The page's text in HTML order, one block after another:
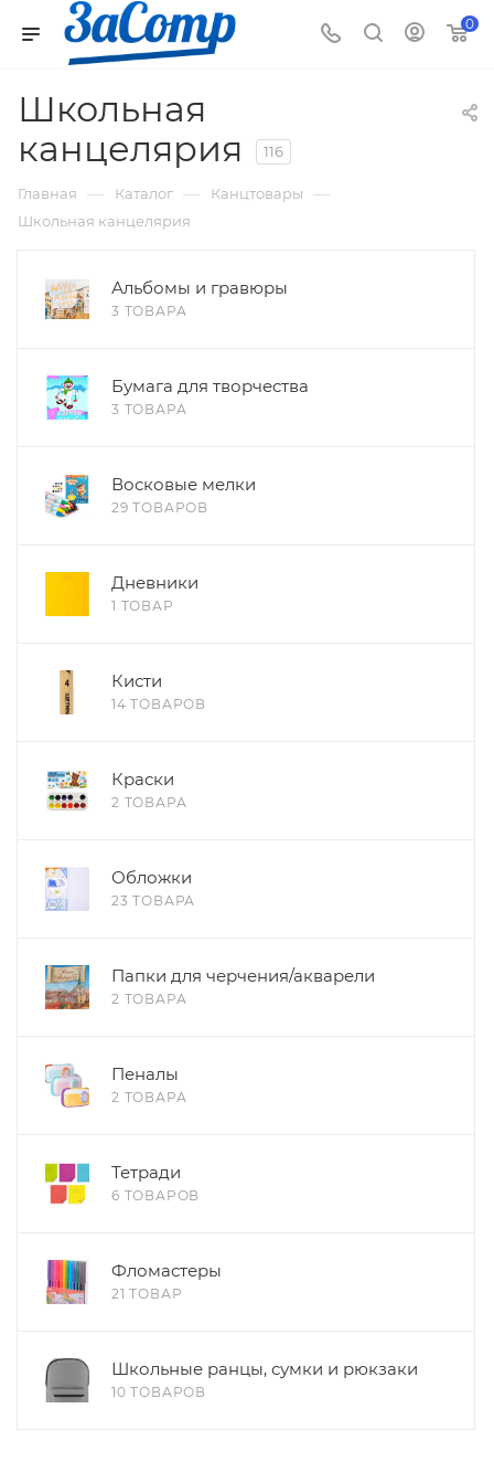
0
Школьная
канцелярия
116
Главная — Каталог — Канцтовары —
Школьная канцелярия
Альбомы и гравюры
3 ТОВАРА
Бумага для творчества
3 ТОВАРА
Восковые мелки
29 ТОВАРОВ
Дневники
1 ТОВАР
Кисти
14 ТОВАРОВ
Краски
2 ТОВАРА
Обложки
23 ТОВАРА
Папки для черчения/акварели
2 ТОВАРА
Пеналы
2 ТОВАРА
Тетради
6 ТОВАРОВ
Фломастеры
21 ТОВАР
Школьные ранцы, сумки и рюкзаки
10 ТОВАРОВ